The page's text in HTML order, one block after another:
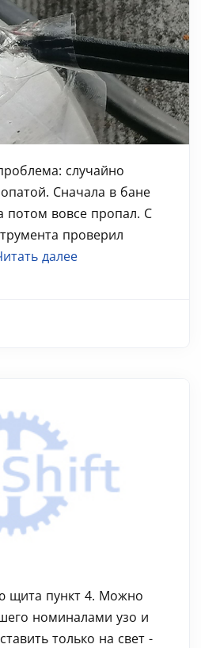
случайно
Сначала в бане
потом вовсе пропал. С
проверил
далее
щита пункт 4. Можно
номиналами узо и
только на свет -